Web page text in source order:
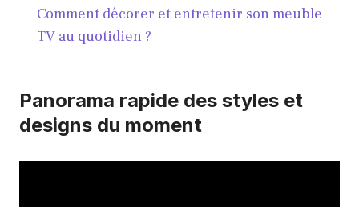
Comment décorer et entretenir son meuble
TV au quotidien ?
Panorama rapide des styles et
designs du moment